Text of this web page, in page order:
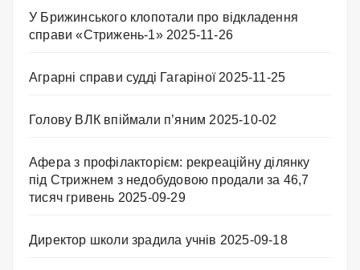
У Брижинського клопотали про відкладення
справи «Стрижень-1» 2025-11-26
Аграрні справи судді Гагаріної 2025-11-25
Голову ВЛК впіймали п’яним 2025-10-02
Афера з профілакторієм: рекреаційну ділянку
під Стрижнем з недобудовою продали за 46,7
тисяч гривень 2025-09-29
Директор школи зрадила учнів 2025-09-18